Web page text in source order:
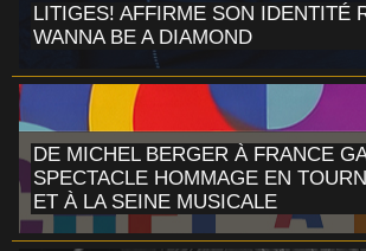
LITIGES! AFFIRME SON IDENTITÉ
WANNA BE A DIAMOND
DE MICHEL BERGER À FRANCE
SPECTACLE HOMMAGE EN
ET À LA SEINE MUSICALE